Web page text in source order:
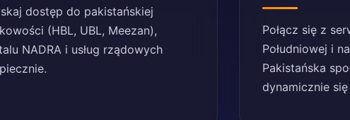
dostęp do pakistańskiej
(HBL, UBL, Meezan),
NADRA i usług rządowych
Połącz się z
Południowej i
Pakistańska
dynamicznie